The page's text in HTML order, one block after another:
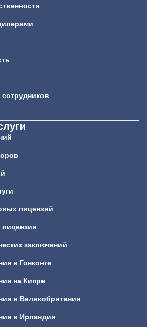
лицензий
лицензии
заключений
в Гонконге
на Кипре
в Великобритании
в Ирландии